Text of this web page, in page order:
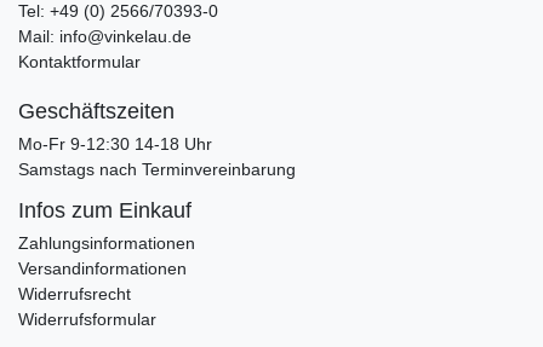
Tel: +49 (0) 2566/70393-0
Mail: info@vinkelau.de
Kontaktformular
Geschäftszeiten
Mo-Fr 9-12:30 14-18 Uhr
Samstags nach Terminvereinbarung
Infos zum Einkauf
Zahlungsinformationen
Versandinformationen
Widerrufsrecht
Widerrufsformular